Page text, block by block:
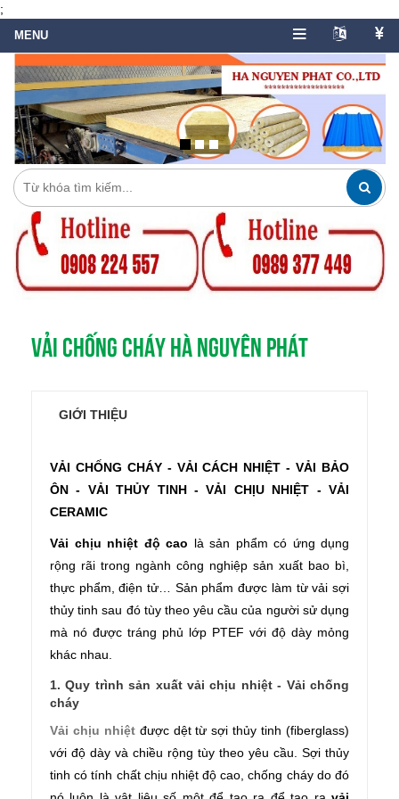
;
VẢI CHỐNG CHÁY HÀ NGUYÊN PHÁT
GIỚI THIỆU
VẢI CHỐNG CHÁY - VẢI CÁCH NHIỆT - VẢI BẢO
ÔN - VẢI THỦY TINH - VẢI CHỊU NHIỆT - VẢI
CERAMIC
Vải chịu nhiệt độ cao là sản phẩm có ứng dụng
rộng rãi trong ngành công nghiệp sản xuất bao bì,
thực phẩm, điện tử… Sản phẩm được làm từ vải sợi
thủy tinh sau đó tùy theo yêu cầu của người sử dụng
mà nó được tráng phủ lớp PTEF với độ dày mỏng
khác nhau.
1. Quy trình sản xuất vải chịu nhiệt - Vải chống
cháy
Vải chịu nhiệtđược dệt từ sợi thủy tinh (fiberglass)
với độ dày và chiều rộng tùy theo yêu cầu. Sợi thủy
tinh có tính chất chịu nhiệt độ cao, chống cháy do đó